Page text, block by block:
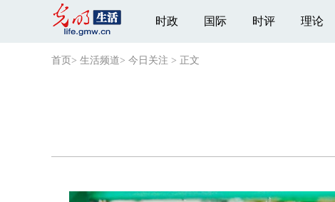
时政 国际 时评 理论
首页 > 生活频道> 今日关注 > 正文